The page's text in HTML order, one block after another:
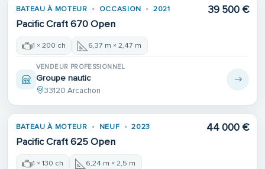
BATEAU À MOTEUR OCCASION 2021
Pacific Craft 670 Open
39 500 €
1 × 200 ch 6,37 m × 2,47 m
VENDEUR PROFESSIONNEL
Groupe nautic
33120 Arcachon
BATEAU À MOTEUR NEUF 2023
Pacific Craft 625 Open
44 000 €
1 × 130 ch 6,24 m × 2,5 m